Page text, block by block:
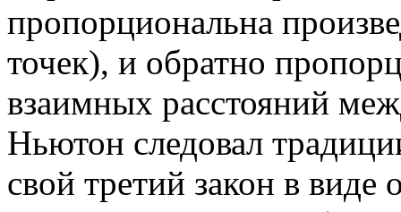
пропорциональна
точек), и обратно
взаимных расстояний
Ньютон следовал
свой третий закон в